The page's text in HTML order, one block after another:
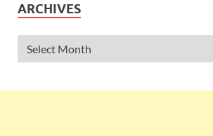
ARCHIVES